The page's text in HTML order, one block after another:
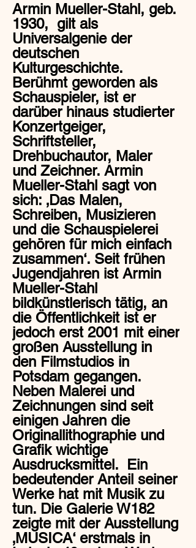
Armin Mueller-Stahl, geb.
1930, gilt als
Universalgenie der
deutschen
Kulturgeschichte.
Berühmt geworden als
Schauspieler, ist er
darüber hinaus studierter
Konzertgeiger,
Schriftsteller,
Drehbuchautor, Maler
und Zeichner. Armin
Mueller-Stahl sagt von
sich: ‚Das Malen,
Schreiben, Musizieren
und die Schauspielerei
gehören für mich einfach
zusammen‘. Seit frühen
Jugendjahren ist Armin
Mueller-Stahl
bildkünstlerisch tätig, an
die Öffentlichkeit ist er
jedoch erst 2001 mit einer
großen Ausstellung in
den Filmstudios in
Potsdam gegangen.
Neben Malerei und
Zeichnungen sind seit
einigen Jahren die
Originallithographie und
Grafik wichtige
Ausdrucksmittel. Ein
bedeutender Anteil seiner
Werke hat mit Musik zu
tun. Die Galerie W182
zeigte mit der Ausstellung
‚MUSICA‘ erstmals in